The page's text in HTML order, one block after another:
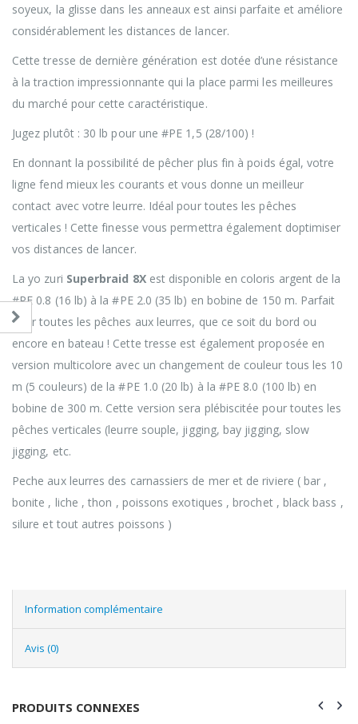
soyeux, la glisse dans les anneaux est ainsi parfaite et améliore
considérablement les distances de lancer.
Cette tresse de dernière génération est dotée d’une résistance
à la traction impressionnante qui la place parmi les meilleures
du marché pour cette caractéristique.
Jugez plutôt : 30 lb pour une #PE 1,5 (28/100) !
En donnant la possibilité de pêcher plus fin à poids égal, votre
ligne fend mieux les courants et vous donne un meilleur
contact avec votre leurre. Idéal pour toutes les pêches
verticales ! Cette finesse vous permettra également doptimiser
vos distances de lancer.
La yo zuri Superbraid 8Xest disponible en coloris argent de la
#PE 0.8 (16 lb) à la #PE 2.0 (35 lb) en bobine de 150 m. Parfait
pour toutes les pêches aux leurres, que ce soit du bord ou
encore en bateau ! Cette tresse est également proposée en
version multicolore avec un changement de couleur tous les 10
m (5 couleurs) de la #PE 1.0 (20 lb) à la #PE 8.0 (100 lb) en
bobine de 300 m. Cette version sera plébiscitée pour toutes les
pêches verticales (leurre souple, jigging, bay jigging, slow
jigging, etc.
Peche aux leurres des carnassiers de mer et de riviere ( bar ,
bonite , liche , thon , poissons exotiques , brochet , black bass ,
silure et tout autres poissons )
Information complémentaire
Avis (0)
PRODUITS CONNEXES